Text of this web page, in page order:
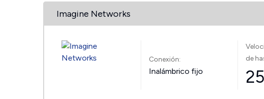
Imagine Networks
Conexión:
Inalámbrico fijo
de
25